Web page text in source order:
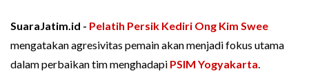
SuaraJatim.id - Pelatih Persik Kediri Ong Kim Swee
mengatakan agresivitas pemain akan menjadi fokus utama
dalam perbaikan tim menghadapi PSIM Yogyakarta.